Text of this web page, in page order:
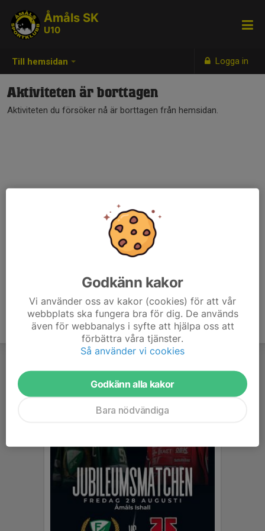
Till hemsidan Logga in
Åmåls SK
U10
Aktiviteten är borttagen
Aktiviteten du försöker nå är borttagen från hemsidan.
Godkänn kakor
Vi använder oss av kakor (cookies) för att vår
webbplats ska fungera bra för dig. De används
även för webbanalys i syfte att hjälpa oss att
förbättra våra tjänster.
Så använder vi cookies
Godkänn alla kakor
Bara nödvändiga